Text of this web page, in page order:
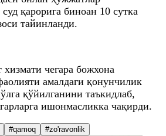
қарорига биноан 10 сутка
тайинланди.
чегара божхона
амалдаги қонунчилик
қўйилганини таъкидлаб,
ишонмасликка чақирди.
#qamoq #zo'ravonlik